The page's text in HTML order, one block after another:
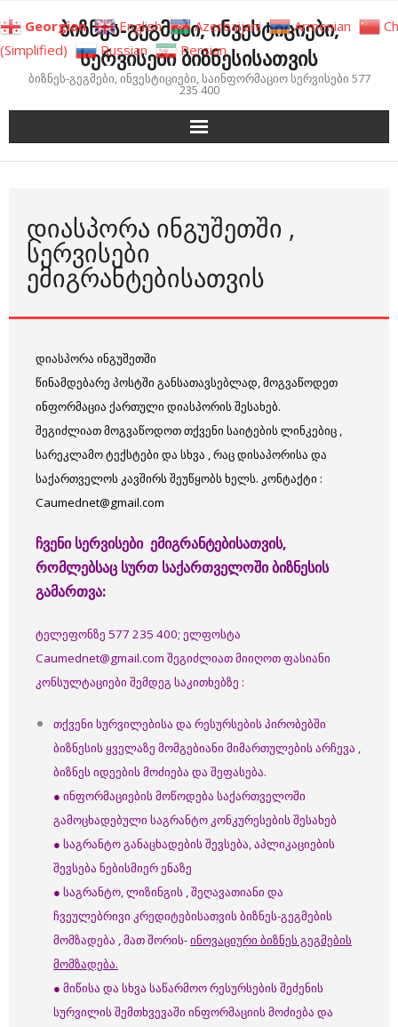
to
content
ბიზნეს-გეგმები, ინვესტიციები,
სერვისები ბიზნესისათვის
ბიზნეს-გეგმები, ინვესტიციები, საინფორმაციო სერვისები 577
235 400
ᲓᲘᲐᲡᲞᲝᲠᲐ ᲘᲜᲒᲣᲨᲔᲗᲨᲘ ,
ᲡᲔᲠᲕᲘᲡᲔᲑᲘ
ᲔᲛᲘᲒᲠᲐᲜᲢᲔᲑᲘᲡᲐᲗᲕᲘᲡ
დიასპორა ინგუშეთში
წინამდებარე პოსტში განსათავსებლად, მოგვაწოდეთ
ინფორმაცია ქართული დიასპორის შესახებ.
შეგიძლიათ მოგვაწოდოთ თქვენი საიტების ლინკებიც ,
სარეკლამო ტექსტები და სხვა , რაც დისაპორისა და
საქართველოს კავშირს შეუწყობს ხელს. კონტაქტი :
Caumednet@gmail.com
ჩვენი სერვისები ემიგრანტებისათვის,
რომლებსაც სურთ საქართველოში ბიზნესის
გამართვა:
ტელეფონზე 577 235 400; ელფოსტა
Caumednet@gmail.com შეგიძლიათ მიიღოთ ფასიანი
კონსულტაციები შემდეგ საკითხებზე :
თქვენი სურვილებისა და რესურსების პირობებში
ბიზნესის ყველაზე მომგებიანი მიმართულების არჩევა ,
ბიზნეს იდეების მოძიება და შეფასება.
● ინფორმაციების მოწოდება საქართველოში
გამოცხადებული საგრანტო კონკურესების შესახებ
● საგრანტო განაცხადების შევსება, აპლიკაციების
შევსება ნებისმიერ ენაზე
● საგრანტო, ლიზინგის , შეღავათიანი და
ჩვეულებრივი კრედიტებისათვის ბიზნეს-გეგმების
მომზადება , მათ შორის-ინოვაციური ბიზნეს გეგმების
მომზადება.
● მიწისა და სხვა საწარმოო რესურსების შეძენის
სურვილის შემთხვევაში ინფორმაციის მოძიება და
Georgian English Azerbaijani Armenian
(Simplified)
Russian Persian